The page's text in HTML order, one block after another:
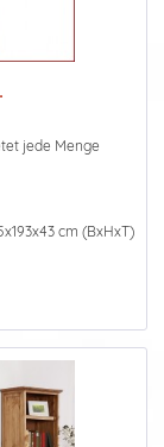
jede Menge
cm (BxHxT)